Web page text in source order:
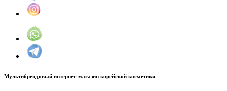
Мультибрендовый интернет-магазин корейской косметики